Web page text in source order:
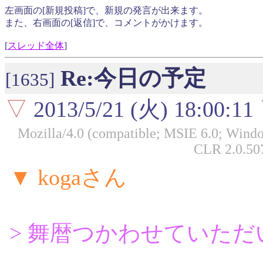
左画面の[新規投稿]で、新規の発言が出来ます。
また、右画面の[返信]で、コメントがかけます。
[スレッド全体]
[1635] Re:今日の予定
▽ 2013/5/21 (火) 18:00:11
Mozilla/4.0 (compatible; MSIE 6.0;
CLR
▼ kogaさん
> 舞暦つかわせていた